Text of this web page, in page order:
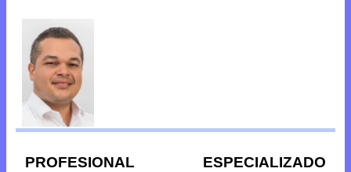
PROFESIONAL ESPECIALIZADO